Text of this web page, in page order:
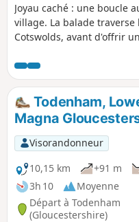
Joyau caché : une boucle
village. La balade traverse les jolis champs vallonnés des
Cotswolds, avant d'offrir
des vues à couper le
Birmingham et Coventry.
propriété du National
et une part de gâteau,
hameaux pour vous
pinte bien méritée.
Todenham,
Magna
Visorandonneur
10,15 km
+91 m
3h 10
Moyenne
Départ à Todenham
(Gloucestershire)